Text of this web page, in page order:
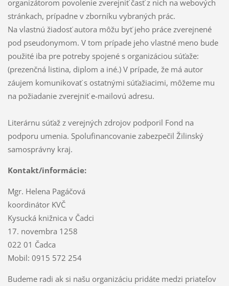
organizátorom povolenie zverejniť časť z nich na webových
stránkach, prípadne v zborníku vybraných prác.
Na vlastnú žiadosť autora môžu byť jeho práce zverejnené
pod pseudonymom. V tom prípade jeho vlastné meno bude
použité iba pre potreby spojené s organizáciou súťaže:
(prezenčná listina, diplom a iné.) V prípade, že má autor
záujem komunikovať s ostatnými súťažiacimi, môžeme mu
na požiadanie zverejniť e-mailovú adresu.
Literárnu súťaž z verejných zdrojov podporil Fond na
podporu umenia. Spolufinancovanie zabezpečil Žilinský
samosprávny kraj.
Kontakt/informácie:
Mgr. Helena Pagáčová
koordinátor KVČ
Kysucká knižnica v Čadci
17. novembra 1258
022 01 Čadca
Mobil: 0915 572 254
Budeme radi ak si našu organizáciu pridáte medzi priateľov